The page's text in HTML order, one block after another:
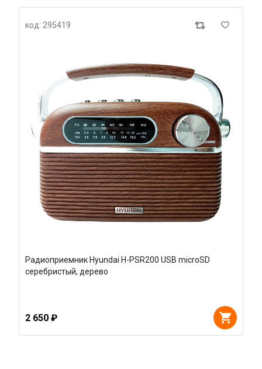
код: 295419
Радиоприемник Hyundai H-PSR200 USB microSD
серебристый, дерево
2 650 ₽